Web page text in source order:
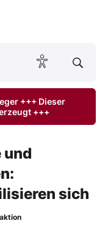
lesen
+++ Dieser
+++
und
sich